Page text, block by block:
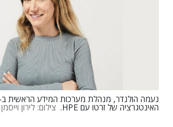
האינטגרציה של זרטו עם HPE. צילום: לירון וייסמן